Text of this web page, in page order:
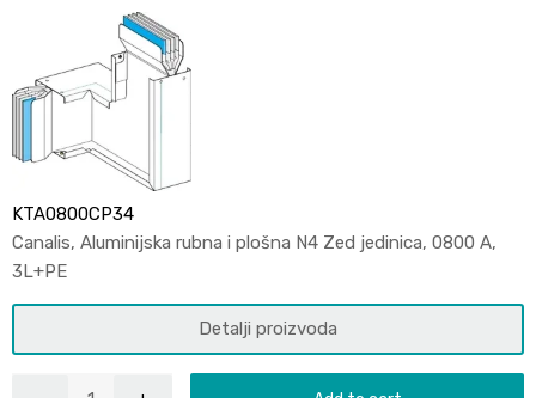
KTA0800CP34
Canalis, Aluminijska rubna i plošna N4 Zed jedinica, 0800 A,
3L+PE
Detalji proizvoda